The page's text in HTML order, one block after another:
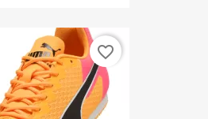
favorite_border